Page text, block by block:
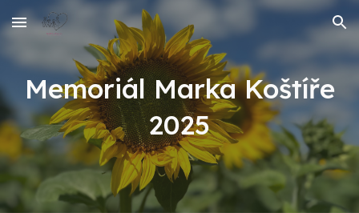
Skip to main content Skip to navigation
Memoriál Marka Koštíře
2025